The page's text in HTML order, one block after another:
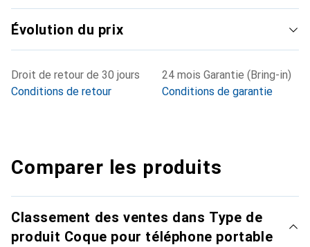
Évolution du prix
Droit de retour de 30 jours
Conditions de retour
24 mois Garantie (Bring-in)
Conditions de garantie
Comparer les produits
Classement des ventes dans Type de
produit Coque pour téléphone portable